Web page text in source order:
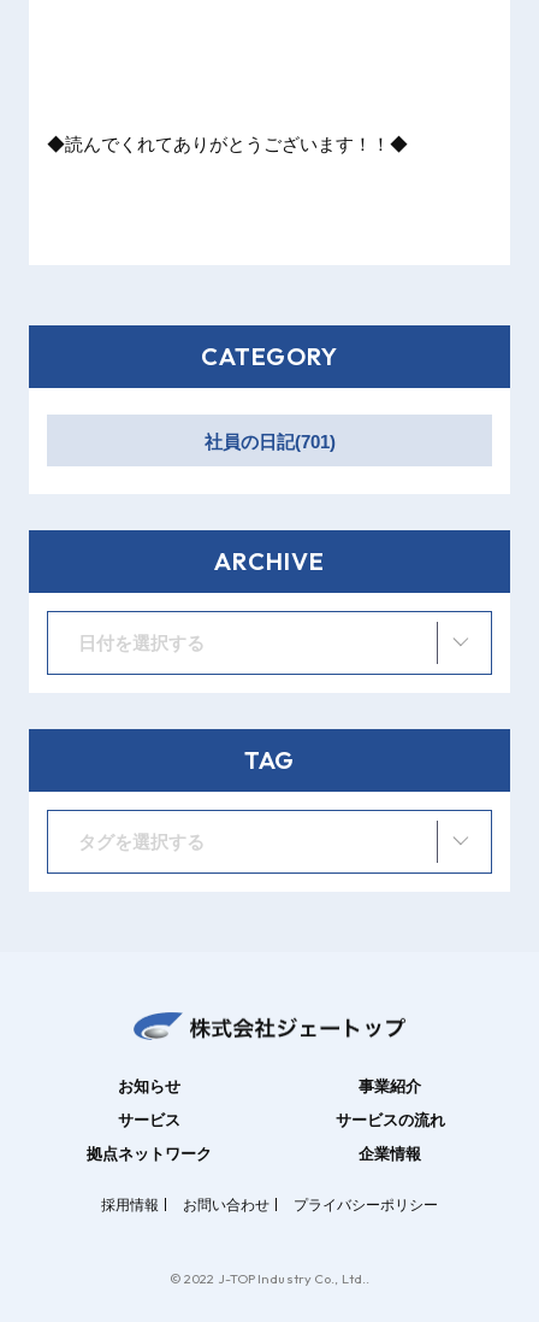
◆読んでくれてありがとうございます！！◆
CATEGORY
社員の日記(701)
ARCHIVE
日付を選択する
TAG
タグを選択する
お知らせ
事業紹介
サービス
サービスの流れ
拠点ネットワーク
企業情報
採用情報 お問い合わせ プライバシーポリシー
© 2022 J-TOP Industry Co., Ltd..